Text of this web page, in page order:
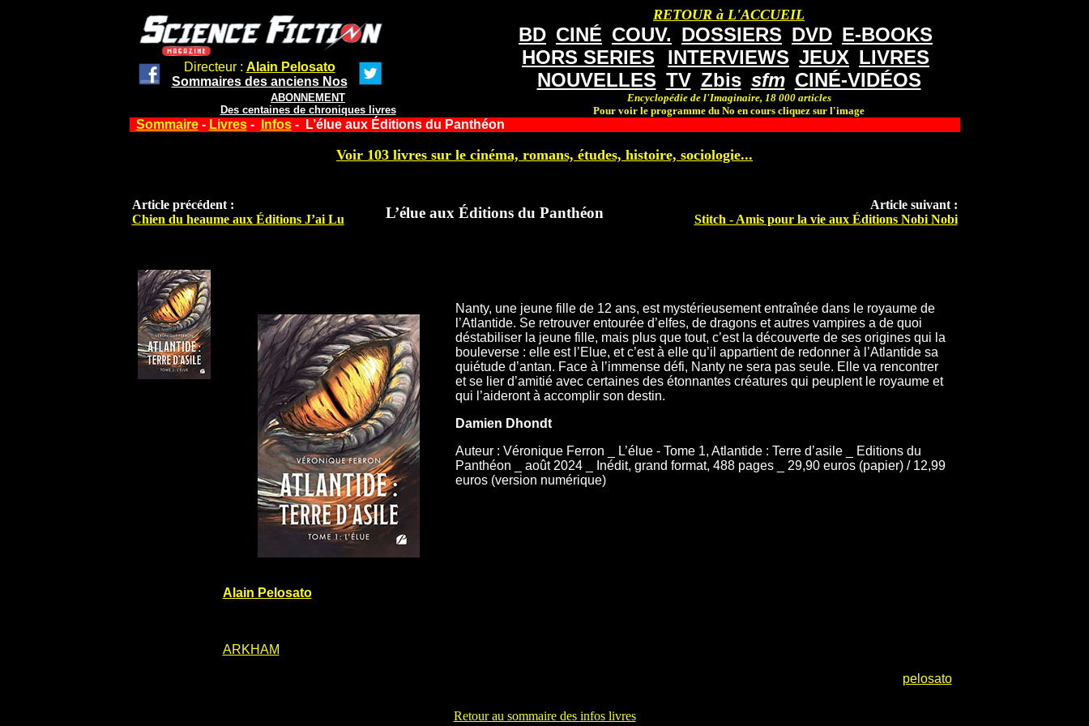
Directeur : Alain Pelosato
Sommaires des anciens Nos
ABONNEMENT
Des centaines de chroniques livres
RETOUR à L'ACCUEIL
BD CINÉ COUV. DOSSIERS DVD E-BOOKS
HORS SERIES
INTERVIEWS JEUX LIVRES
NOUVELLES TV Zbis sfm CINÉ-VIDÉOS
Encyclopédie de l'Imaginaire, 18 000 articles
Pour voir le programme du No en cours cliquez sur l'image
Sommaire- Livres- Infos- L’élue aux Éditions du Panthéon
Voir 103 livres sur le cinéma, romans, études, histoire, sociologie...
Article précédent :
Chien du heaume aux Éditions J’ai Lu
L’élue aux Éditions du Panthéon
Article suivant :
Stitch - Amis pour la vie aux Éditions Nobi Nobi
Nanty, une jeune fille de 12 ans, est mystérieusement entraînée dans le royaume de
l’Atlantide. Se retrouver entourée d’elfes, de dragons et autres vampires a de quoi
déstabiliser la jeune fille, mais plus que tout, c’est la découverte de ses origines qui la
bouleverse : elle est l’Elue, et c’est à elle qu’il appartient de redonner à l’Atlantide sa
quiétude d’antan. Face à l’immense défi, Nanty ne sera pas seule. Elle va rencontrer
et se lier d’amitié avec certaines des étonnantes créatures qui peuplent le royaume et
qui l’aideront à accomplir son destin.
Damien Dhondt
Auteur : Véronique Ferron _ L’élue - Tome 1, Atlantide : Terre d’asile _ Editions du
Panthéon _ août 2024 _ Inédit, grand format, 488 pages _ 29,90 euros (papier) / 12,99
euros (version numérique)
Alain Pelosato
ARKHAM
pelosato
Retour au sommaire des infos livres